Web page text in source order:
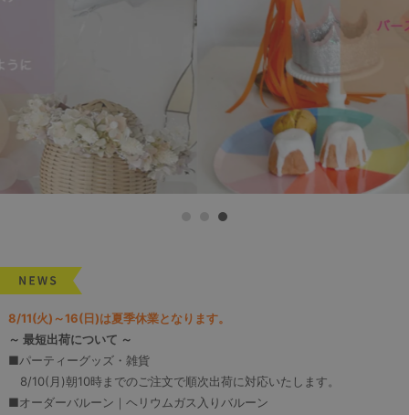
8/11(火)～16(日)は夏季休業となります。
～ 最短出荷について ～
■パーティーグッズ・雑貨
8/10(月)朝10時までのご注文で順次出荷に対応いたします。
■オーダーバルーン｜ヘリウムガス入りバルーン